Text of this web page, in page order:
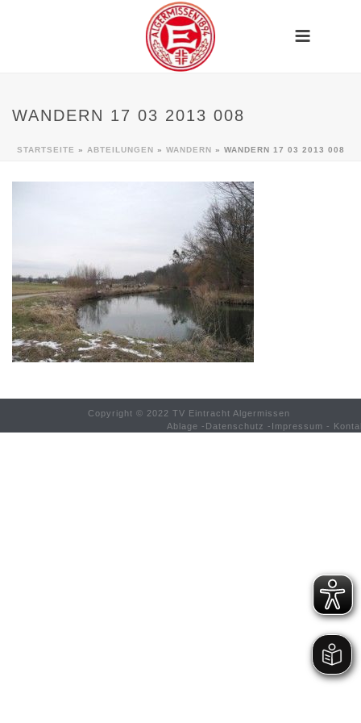
WANDERN 17 03 2013 008
STARTSEITE » ABTEILUNGEN » WANDERN » WANDERN 17 03 2013 008
Copyright © 2022 TV Eintracht Algermissen
Ablage - Datenschutz - Impressum -